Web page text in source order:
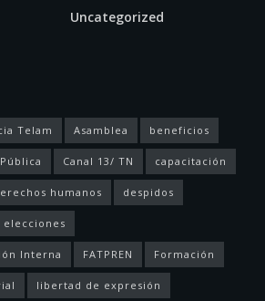
Uncategorized
Telam Asamblea beneficios
Canal 13/ TN capacitación
humanos despidos
elecciones
Interna FATPREN Formación
libertad de expresión